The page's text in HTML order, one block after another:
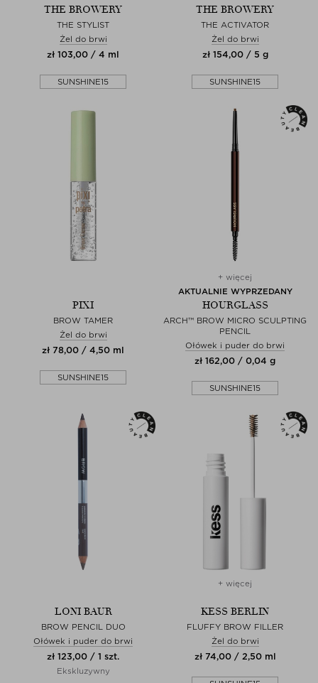
THE BROWERY
THE STYLIST
Żel do brwi
zł 103,00 / 4 ml
SUNSHINE15
THE BROWERY
THE ACTIVATOR
Żel do brwi
zł 154,00 / 5 g
SUNSHINE15
PIXI
BROW TAMER
Żel do brwi
zł 78,00 / 4,50 ml
SUNSHINE15
+ więcej
AKTUALNIE WYPRZEDANY
HOURGLASS
ARCH™ BROW MICRO SCULPTING
PENCIL
Ołówek i puder do brwi
zł 162,00 / 0,04 g
SUNSHINE15
LONI BAUR
BROW PENCIL DUO
Ołówek i puder do brwi
zł 123,00 / 1 szt.
Ekskluzywny
+ więcej
KESS BERLIN
FLUFFY BROW FILLER
Żel do brwi
zł 74,00 / 2,50 ml